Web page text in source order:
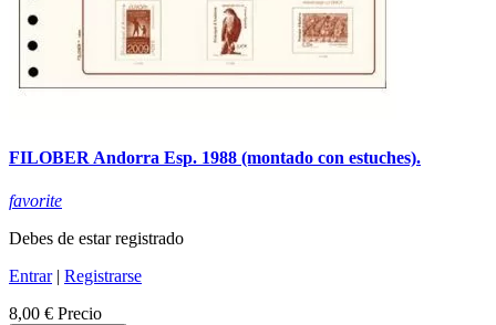
FILOBER Andorra Esp. 1988 (montado con estuches).
favorite
Debes de estar registrado
Entrar| Registrarse
8,00 € Precio